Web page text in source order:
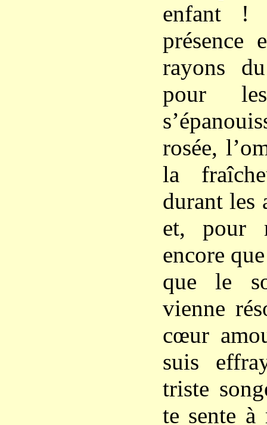
enfant !
présence
rayons
pour
rosée,
la
durant les
et, pour
encore
que le
vienne
cœur
suis
triste
te sente à